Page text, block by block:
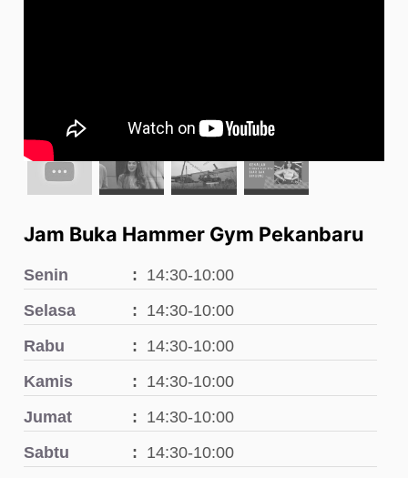
Jam Buka Hammer Gym Pekanbaru
Senin
14:30-10:00
Selasa
14:30-10:00
Rabu
14:30-10:00
Kamis
14:30-10:00
Jumat
14:30-10:00
Sabtu
14:30-10:00